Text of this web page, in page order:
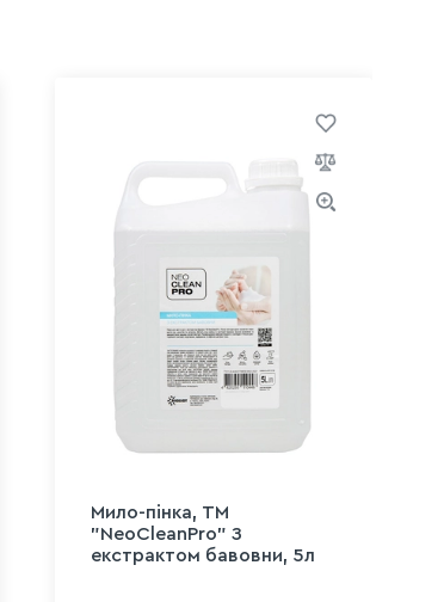
Мило-пінка, ТМ
"NeoCleanPro" З
екстрактом бавовни, 5л